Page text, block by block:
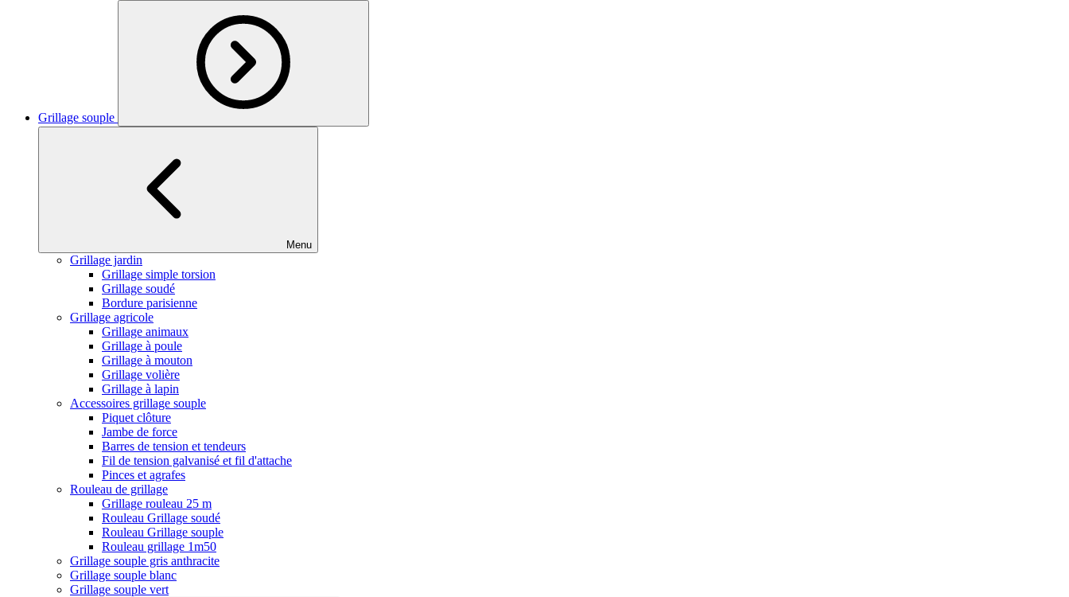
Grillage souple
Menu
Grillage jardin
Grillage simple torsion
Grillage soudé
Bordure parisienne
Grillage agricole
Grillage animaux
Grillage à poule
Grillage à mouton
Grillage volière
Grillage à lapin
Accessoires grillage souple
Piquet clôture
Jambe de force
Barres de tension et tendeurs
Fil de tension galvanisé et fil d'attache
Pinces et agrafes
Rouleau de grillage
Grillage rouleau 25 m
Rouleau Grillage soudé
Rouleau Grillage souple
Rouleau grillage 1m50
Grillage souple gris anthracite
Grillage souple blanc
Grillage souple vert